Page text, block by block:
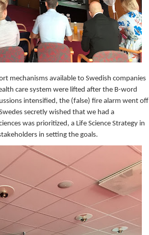
mechanisms available to Swedish companies
care system were lifted after the B-word
intensified, the (false) fire alarm went off
secretly wished that we had a
was prioritized, a Life Science Strategy in
in setting the goals.